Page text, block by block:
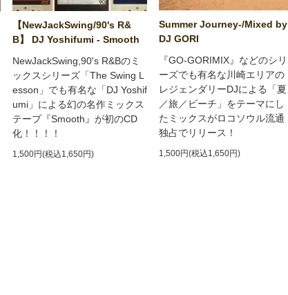
【NewJackSwing/90's R&
B】 DJ Yoshifumi - Smooth
NewJackSwing,90's R&Bのミ
ックスシリーズ「The Swing L
esson」でも有名な「DJ Yoshif
umi」による幻の名作ミックス
テープ『Smooth』が初のCD
化！！！！
1,500円(税込1,650円)
Summer Journey-/Mixed by
DJ GORI
『GO-GORIMIX』などのシリ
ーズでも有名な川崎エリアの
レジェンダリーDJによる「夏
／旅／ビーチ」をテーマにし
たミックスがロコソウル流通
独占でリリース！
1,500円(税込1,650円)